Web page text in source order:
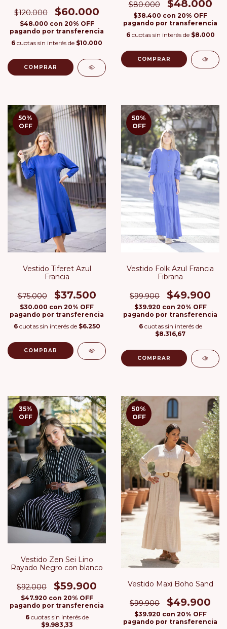
$120.000 $60.000
$48.000 con 20% OFF
pagando por transferencia
6 cuotas sin interés de $10.000
COMPRAR
$80.000 $48.000
$38.400 con 20% OFF
pagando por transferencia
6 cuotas sin interés de $8.000
COMPRAR
50%
OFF
Vestido Tiferet Azul
Francia
$75.000 $37.500
$30.000 con 20% OFF
pagando por transferencia
6 cuotas sin interés de $6.250
COMPRAR
50%
OFF
Vestido Folk Azul Francia
Fibrana
$99.900 $49.900
$39.920 con 20% OFF
pagando por transferencia
6 cuotas sin interés de
$8.316,67
COMPRAR
35%
OFF
Vestido Zen Sei Lino
Rayado Negro con blanco
$92.000 $59.900
$47.920 con 20% OFF
pagando por transferencia
6 cuotas sin interés de
$9.983,33
50%
OFF
Vestido Maxi Boho Sand
$99.900 $49.900
$39.920 con 20% OFF
pagando por transferencia